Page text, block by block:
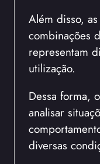
Além disso,
combinações
representam
utilização.
Dessa forma,
analisar
diversas